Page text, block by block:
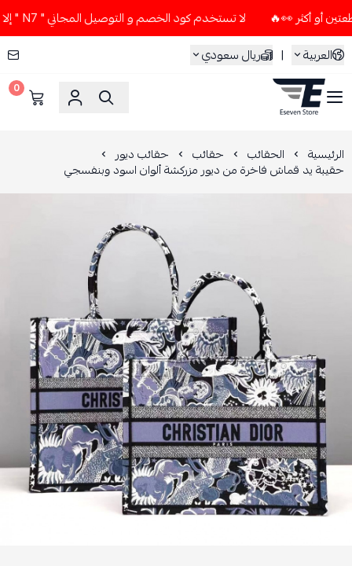
لا تستخدم كود الخصم و التوصيل المجاني " N7 " إلا إذا طلبت قطعتين أو أكثر 👀🔥
العربية
| ريال سعودي
ESEVEN STORE
0
الرئيسية الحقائب حقائب حقائب ديور
حقيبة يد قماش فاخرة من ديور مزركشة ألوان اسود وبنفسجي